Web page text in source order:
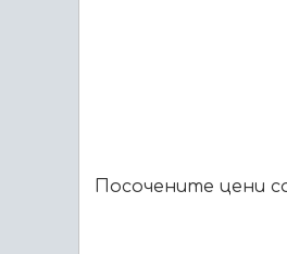
Посочените цени